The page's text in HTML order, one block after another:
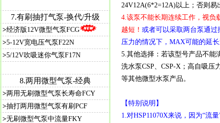
24V12A(6*2=12A)以上；否则
4.该泵不能长期连续工作，视负
越短！ 或者可以采取两台泵通
压力的情况下，MAX可能的延
5.其他选择：若该型号产品不能
洗水泵CSP、 CSP-X；高自吸压
等其他微型水泵产品。
【特别说明】
1.对HSP11070X来说，因为“流
7.有刷抽打气泵-换代/升级
>经济版12V微型气泵FCG
>5-12V宽电压气泵F22N
>5/12V吹吸迷你气泵F17N
8.两用微型气泵-经典
>两用无刷微型气泵长寿命FCY
>抽打两用微型气泵有刷PCF
>无刷微型气泵中流量FKY